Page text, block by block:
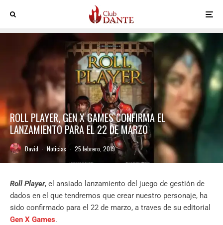
ROLL PLAYER, GEN X GAMES CONFIRMA EL
LANZAMIENTO PARA EL 22 DE MARZO
David · Noticias · 25 febrero, 2019
Roll Player, el ansiado lanzamiento del juego de gestión de
dados en el que tendremos que crear nuestro personaje, ha
sido confirmado para el 22 de marzo, a traves de su editorial
Gen X Games.